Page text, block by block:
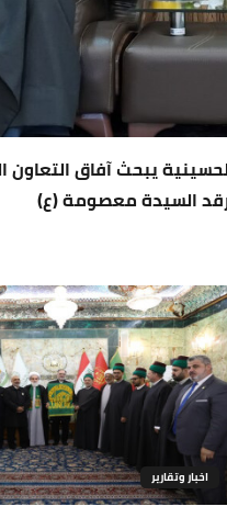
يبحث آفاق التعاون
السيدة معصومة (ع)
اخبار وتقارير